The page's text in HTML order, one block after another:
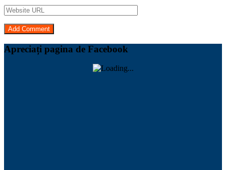
Apreciați pagina de Facebook